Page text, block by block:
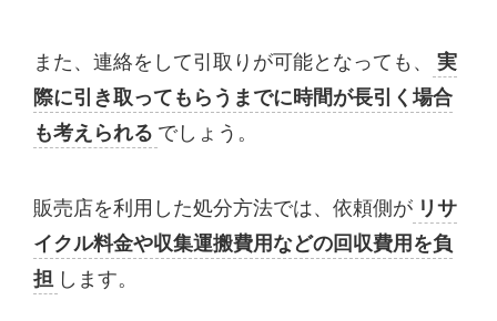
また、連絡をして引取りが可能となっても、
実
際に引き取ってもらうまでに時間が長引く場合
も考えられる でしょう。
販売店を利用した処分方法では、依頼側が リサ
イクル料金や収集運搬費用などの回収費用を負
担 します。